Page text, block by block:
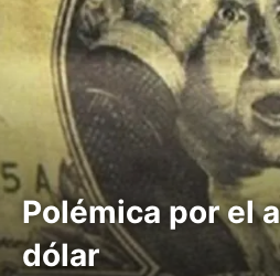
Polémica por el
dólar